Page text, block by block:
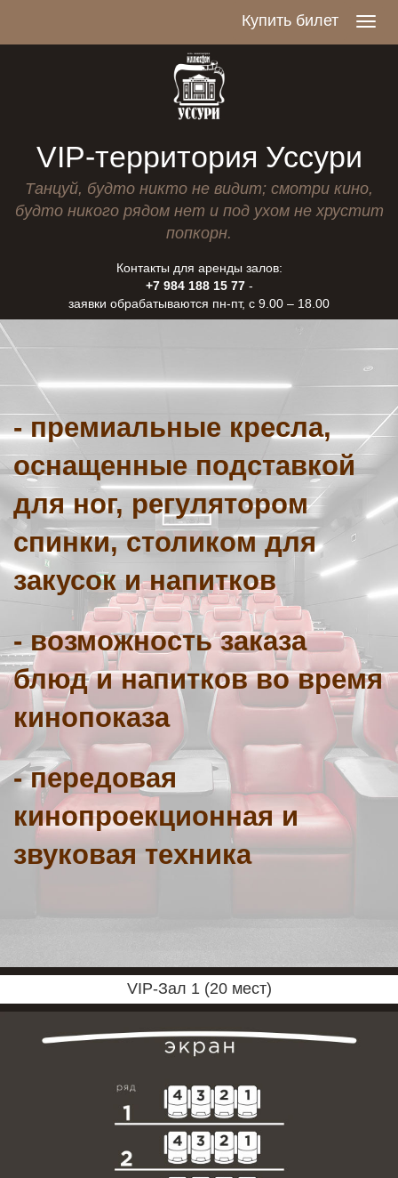
Купить билет
VIP-территория Уссури
Танцуй, будто никто не видит; смотри кино,
будто никого рядом нет и под ухом не хрустит
попкорн.
Контакты для аренды залов:
+7 984 188 15 77-
заявки обрабатываются пн-пт, с 9.00 – 18.00
- премиальные кресла,
оснащенные подставкой
для ног, регулятором
спинки, столиком для
закусок и напитков
- возможность заказа
блюд и напитков во время
кинопоказа
- передовая
кинопроекционная и
звуковая техника
VIP-Зал 1 (20 мест)